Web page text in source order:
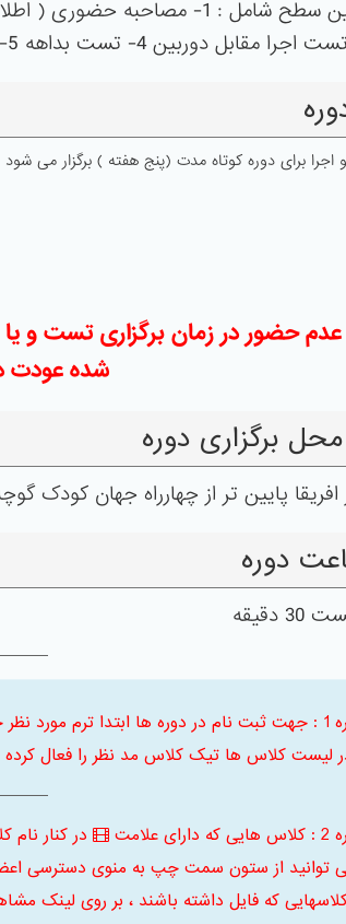
برای دوره کوتاه مدت (پنج هفته ) برگزار می
حضور در زمان برگزاری تست و
شده عودت
برگزاری دوره
پایین تر از چهارراه جهان کودک گوچه سپر
دوره
نکته شماره 1 : جهت ثبت نام در دوره ها ابتدا
لیست کلاس ها تیک کلاس مد نظر را فعال
در کنار
توانید از ستون سمت چپ به منوی دسترسی
که فایل داشته باشند ، بر روی لینک